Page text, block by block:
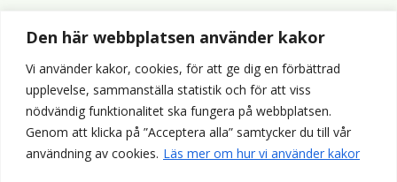
Den här webbplatsen använder kakor
Vi använder kakor, cookies, för att ge dig en förbättrad
upplevelse, sammanställa statistik och för att viss
nödvändig funktionalitet ska fungera på webbplatsen.
Genom att klicka på ”Acceptera alla” samtycker du till vår
användning av cookies. Läs mer om hur vi använder kakor
Alvesta Renhållnings AB
Alvesta Energi AB
AllboHus Bostad AB
Huseby bruk AB
Värends räddningstjänst
Wexnet AB